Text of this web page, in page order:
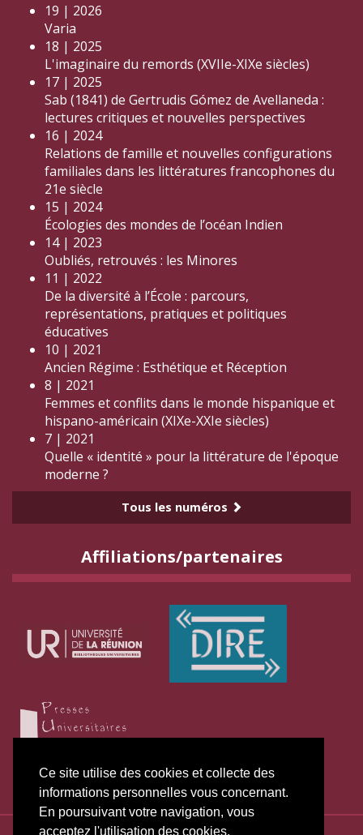
Ce site utilise des cookies et collecte des
informations personnelles vous concernant.
En poursuivant votre navigation, vous
acceptez l'utilisation des cookies.
19 | 2026
Varia
18 | 2025
L'imaginaire du remords (XVIIe-XIXe siècles)
17 | 2025
Sab (1841) de Gertrudis Gómez de Avellaneda :
lectures critiques et nouvelles perspectives
16 | 2024
Relations de famille et nouvelles configurations
familiales dans les littératures francophones du
21e siècle
15 | 2024
Écologies des mondes de l’océan Indien
14 | 2023
Oubliés, retrouvés : les Minores
11 | 2022
De la diversité à l’École : parcours,
représentations, pratiques et politiques
éducatives
10 | 2021
Ancien Régime : Esthétique et Réception
8 | 2021
Femmes et conflits dans le monde hispanique et
hispano-américain (XIXe-XXIe siècles)
7 | 2021
Quelle « identité » pour la littérature de l'époque
moderne ?
Tous les numéros
Affiliations/partenaires